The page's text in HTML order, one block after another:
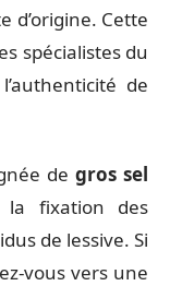
d’origine. Cette
spécialistes du
de
de gros sel
la fixation des
de lessive. Si
vous vers une